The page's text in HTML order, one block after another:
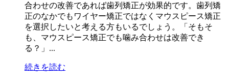
合わせの改善であれば歯列矯正が効果的です。歯列矯
正のなかでもワイヤー矯正ではなくマウスピース矯正
を選択したいと考える方もいるでしょう。「そもそ
も、マウスピース矯正でも噛み合わせは改善でき
る？」...
続きを読む